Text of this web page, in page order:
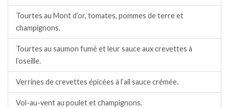
Tourtes au Mont d’or, tomates, pommes de terre et
champignons.
Tourtes au saumon fumé et leur sauce aux crevettes à
l’oseille.
Verrines de crevettes épicées à l’ail sauce crémée.
Vol-au-vent au poulet et champignons.